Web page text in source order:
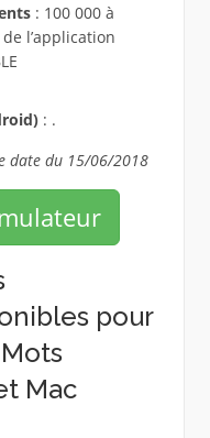
: 100 000 à
l’application
: .
date du 15/06/2018
pour
Mac